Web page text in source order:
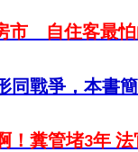
市 自住客最
同戰爭，本書
！糞管堵3年